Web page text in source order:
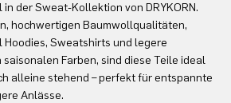
der Sweat-Kollektion von DRYKORN.
hochwertigen Baumwollqualitäten,
Sweatshirts und legere
Farben, sind diese Teile ideal
alleine stehend – perfekt für entspannte
Anlässe.